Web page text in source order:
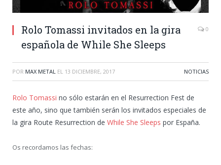
Rolo Tomassi invitados en la gira
española de While She Sleeps
0
POR MAX METAL EL 13 DICIEMBRE, 2017 NOTICIAS
Rolo Tomassi no sólo estarán en el Resurrection Fest de
este año, sino que también serán los invitados especiales de
la gira Route Resurrection de While She Sleeps por España.
Os recordamos las fechas: